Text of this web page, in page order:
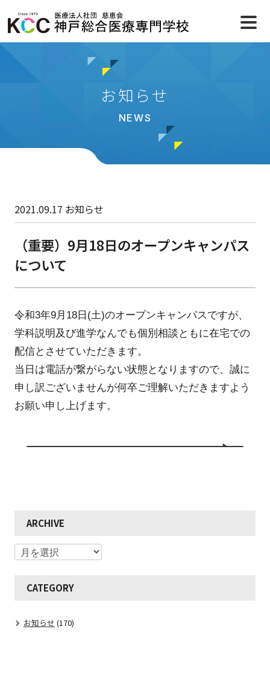
お知らせ
NEWS
2021.09.17 お知らせ
（重要）9月18日のオープンキャンパス
について
令和3年9月18日(土)のオープンキャンパスですが、
学科説明及び進学なんでも個別相談ともに在宅での
配信とさせていただきます。
当日は電話が繋がらない状態となりますので、誠に
申し訳ございませんが何卒ご理解いただきますよう
お願い申し上げます。
ARCHIVE
CATEGORY
お知らせ (170)